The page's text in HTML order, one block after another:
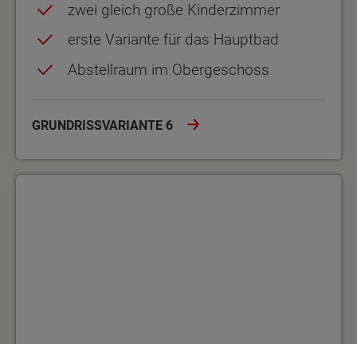
zwei gleich große Kinderzimmer
erste Variante für das Hauptbad
Abstellraum im Obergeschoss
GRUNDRISSVARIANTE 6